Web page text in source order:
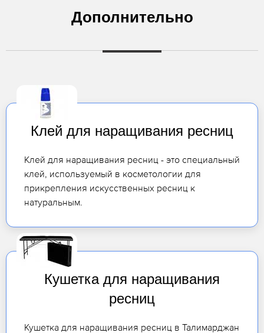
Дополнительно
Клей для наращивания ресниц
Клей для наращивания ресниц - это специальный
клей, используемый в косметологии для
прикрепления искусственных ресниц к
натуральным.
Кушетка для наращивания
ресниц
Кушетка для наращивания ресниц в Талимарджан